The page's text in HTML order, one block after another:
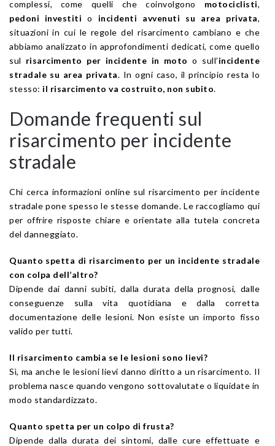
complessi, come quelli che coinvolgono motociclisti,
pedoni investiti o incidenti avvenuti su area privata,
situazioni in cui le regole del risarcimento cambiano e che
abbiamo analizzato in approfondimenti dedicati, come quello
sul risarcimento per incidente in moto o sull’incidente
stradale su area privata. In ogni caso, il principio resta lo
stesso: il risarcimento va costruito, non subito.
Domande frequenti sul
risarcimento per incidente
stradale
Chi cerca informazioni online sul risarcimento per incidente
stradale pone spesso le stesse domande. Le raccogliamo qui
per offrire risposte chiare e orientate alla tutela concreta
del danneggiato.
Quanto spetta di risarcimento per un incidente stradale
con colpa dell’altro?
Dipende dai danni subiti, dalla durata della prognosi, dalle
conseguenze sulla vita quotidiana e dalla corretta
documentazione delle lesioni. Non esiste un importo fisso
valido per tutti.
Il risarcimento cambia se le lesioni sono lievi?
Sì, ma anche le lesioni lievi danno diritto a un risarcimento. Il
problema nasce quando vengono sottovalutate o liquidate in
modo standardizzato.
Quanto spetta per un colpo di frusta?
Dipende dalla durata dei sintomi, dalle cure effettuate e